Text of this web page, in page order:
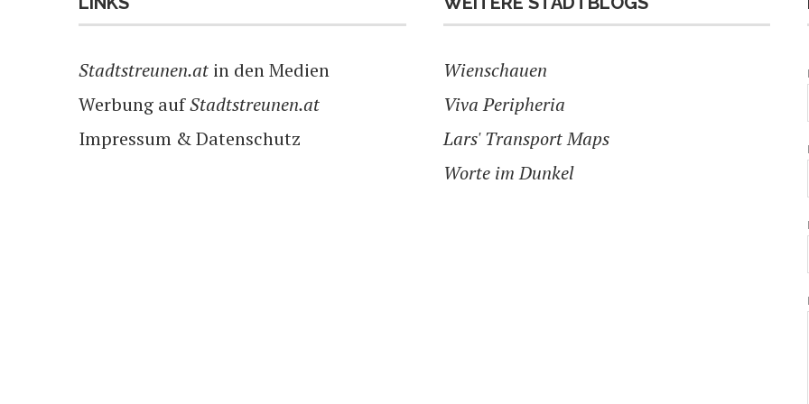
Stadtstreunen.at in den Medien
Werbung aufStadtstreunen.at
Impressum & Datenschutz
Wienschauen
Viva Peripheria
Lars' Transport Maps
Worte im Dunkel